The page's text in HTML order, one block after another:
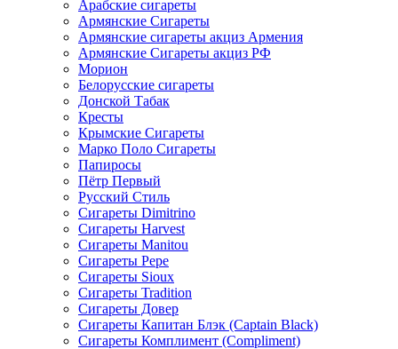
Арабские сигареты
Армянские Сигареты
Армянские сигареты акциз Армения
Армянские Сигареты акциз РФ
Морион
Белорусские сигареты
Донской Табак
Кресты
Крымские Сигареты
Марко Поло Сигареты
Папиросы
Пётр Первый
Русский Стиль
Сигареты Dimitrino
Сигареты Harvest
Сигареты Manitou
Сигареты Pepe
Сигареты Sioux
Сигареты Tradition
Сигареты Довер
Сигареты Капитан Блэк (Captain Black)
Сигареты Комплимент (Compliment)